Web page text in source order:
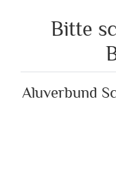
Bitte
Aluverbund